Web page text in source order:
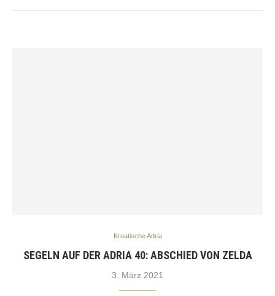
Kroatische Adria
SEGELN AUF DER ADRIA 40: ABSCHIED VON ZELDA
3. März 2021